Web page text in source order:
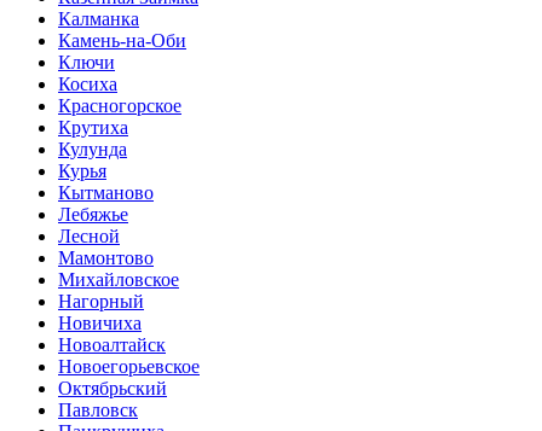
Калманка
Камень-на-Оби
Ключи
Косиха
Красногорское
Крутиха
Кулунда
Курья
Кытманово
Лебяжье
Лесной
Мамонтово
Михайловское
Нагорный
Новичиха
Новоалтайск
Новоегорьевское
Октябрьский
Павловск